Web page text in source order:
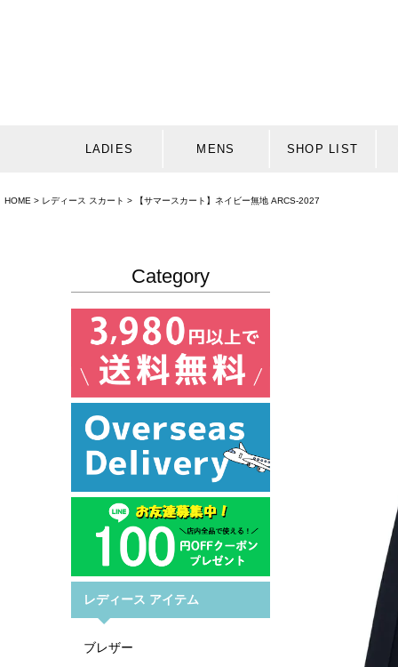
LADIES MENS SHOP LIST
HOME レディース スカート 【サマースカート】ネイビー無地 ARCS-2027
Category
レディース アイテム
ブレザー